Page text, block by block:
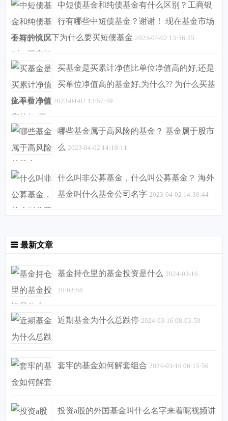
中短债基金和纯债基金有什么区别？工商银
行有哪些中短债基金？谢谢！ 现在基金市场
不好的情况下为什么要买短债基金 2023-04-02 13:56:55
买基金是买累计净值比单位净值高的好,还是
买单位净值高的基金好,为什么?? 为什么买基
金不看净值 2023-04-02 13:57:49
哪些基金属于高风险的基金？ 基金属于股市
么 2023-04-02 14:19:11
什么叫非公募基金，什么叫公募基金？ 海外
基金叫什么基金公司名字 2023-04-02 14:30:44
最新文章
基金持仓里的基金投资是什么 2024-03-16
20:03:58
近期基金为什么总跌停 2024-03-16 08:03:59
套牢的基金如何解套组合 2024-03-16 06:15:56
投资a股的外国基金叫什么名字来着呢视频讲